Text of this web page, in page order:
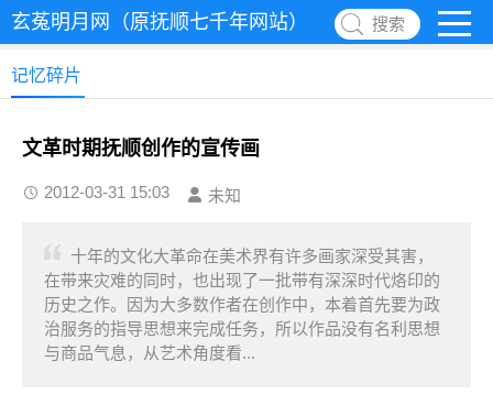
玄菟明月网（原抚顺七千年网站） 搜索
记忆碎片
文革时期抚顺创作的宣传画
2012-03-31 15:03 未知
十年的文化大革命在美术界有许多画家深受其害，
在带来灾难的同时，也出现了一批带有深深时代烙印的
历史之作。因为大多数作者在创作中，本着首先要为政
治服务的指导思想来完成任务，所以作品没有名利思想
与商品气息，从艺术角度看...